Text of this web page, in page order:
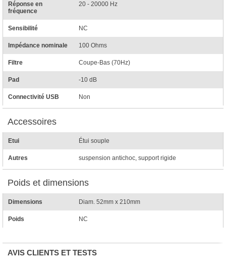
Réponse en
fréquence
20 - 20000 Hz
Sensibilité NC
Impédance nominale 100 Ohms
Filtre Coupe-Bas (70Hz)
Pad -10 dB
Connectivité USB Non
Accessoires
Etui Étui souple
Autres suspension antichoc, support rigide
Poids et dimensions
Dimensions Diam. 52mm x 210mm
Poids NC
AVIS CLIENTS ET TESTS